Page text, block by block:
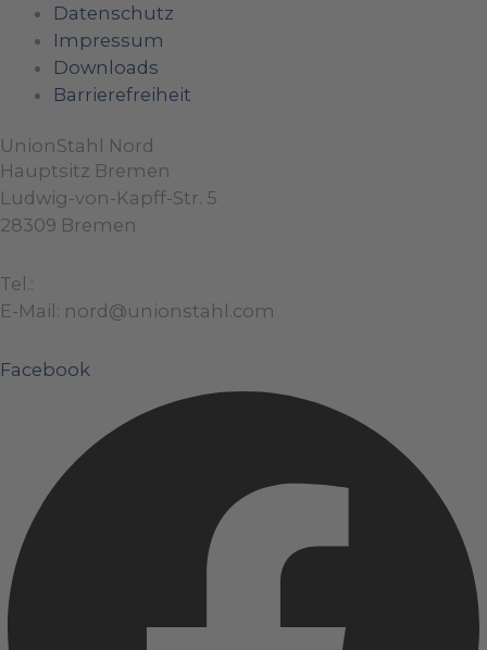
Datenschutz
Impressum
Downloads
Barrierefreiheit
UnionStahl Nord
Hauptsitz Bremen
Ludwig-von-Kapff-Str. 5
28309 Bremen
Tel.:
E-Mail: nord@unionstahl.com
Facebook